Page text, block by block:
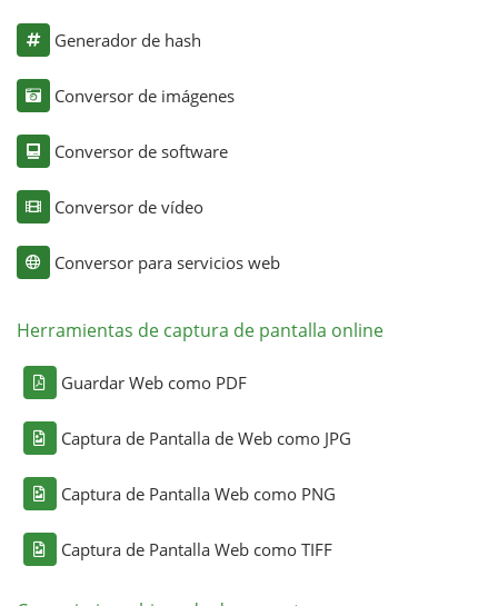
Generador de hash
Conversor de imágenes
Conversor de software
Conversor de vídeo
Conversor para servicios web
Herramientas de captura de pantalla online
Guardar Web como PDF
Captura de Pantalla de Web como JPG
Captura de Pantalla Web como PNG
Captura de Pantalla Web como TIFF